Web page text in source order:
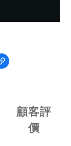
顧客評
價